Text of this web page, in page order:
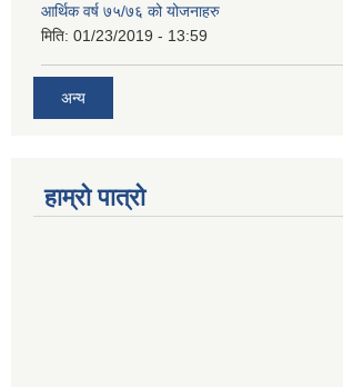
आर्थिक वर्ष ७५/७६ को योजनाहरु
मिति: 01/23/2019 - 13:59
अन्य
हाम्रो पात्रो